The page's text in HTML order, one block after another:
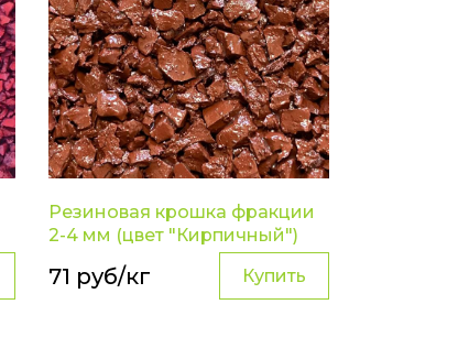
Резиновая крошка фракции
2-4 мм (цвет "Кирпичный")
71 руб/кг Купить